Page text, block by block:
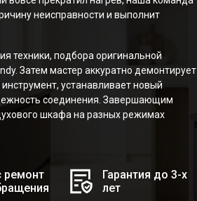
неисправности и выполнит
техники, подбора оригинальной
Затем мастер аккуратно демонтирует
устанавливает новый
соединения. Завершающим
шкафа на разных режимах
ремонт
Гарантия до 3-х
лет